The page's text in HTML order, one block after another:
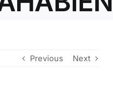
Previous Next